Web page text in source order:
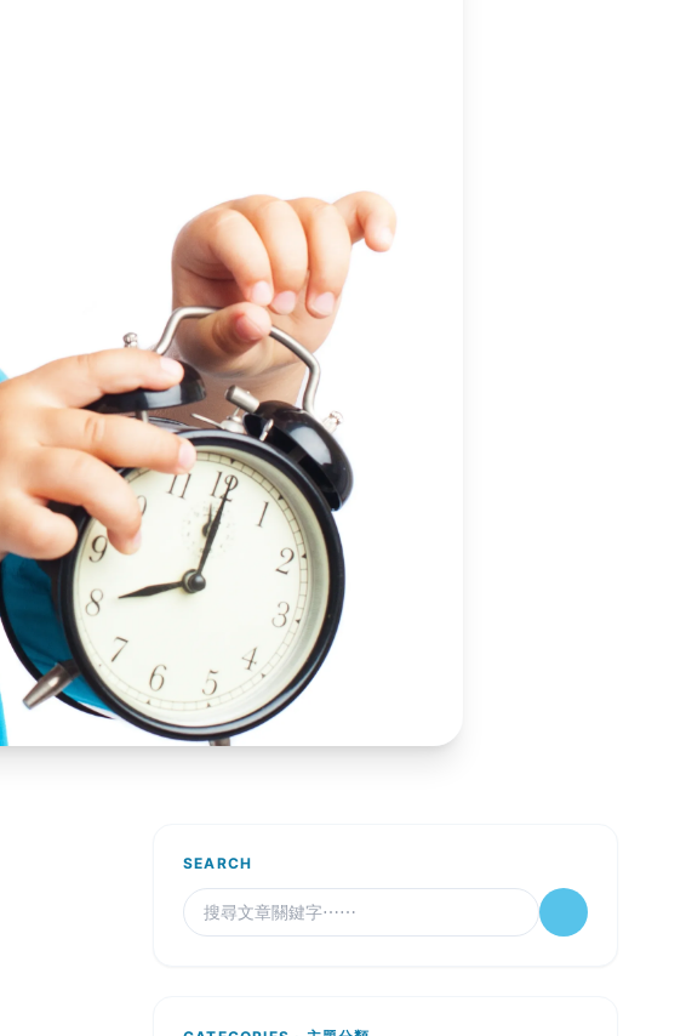
SEARCH